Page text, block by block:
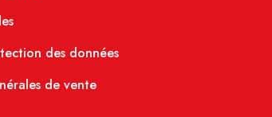
des données
de vente